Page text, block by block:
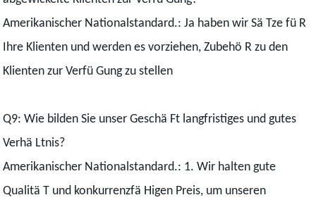
Amerikanischer Nationalstandard.: Ja haben wir Sä Tze fü R
Ihre Klienten und werden es vorziehen, Zubehö R zu den
Klienten zur Verfü Gung zu stellen
Q9: Wie bilden Sie unser Geschä Ft langfristiges und gutes
Verhä Ltnis?
Amerikanischer Nationalstandard.: 1. Wir halten gute
Qualitä T und konkurrenzfä Higen Preis, um unseren